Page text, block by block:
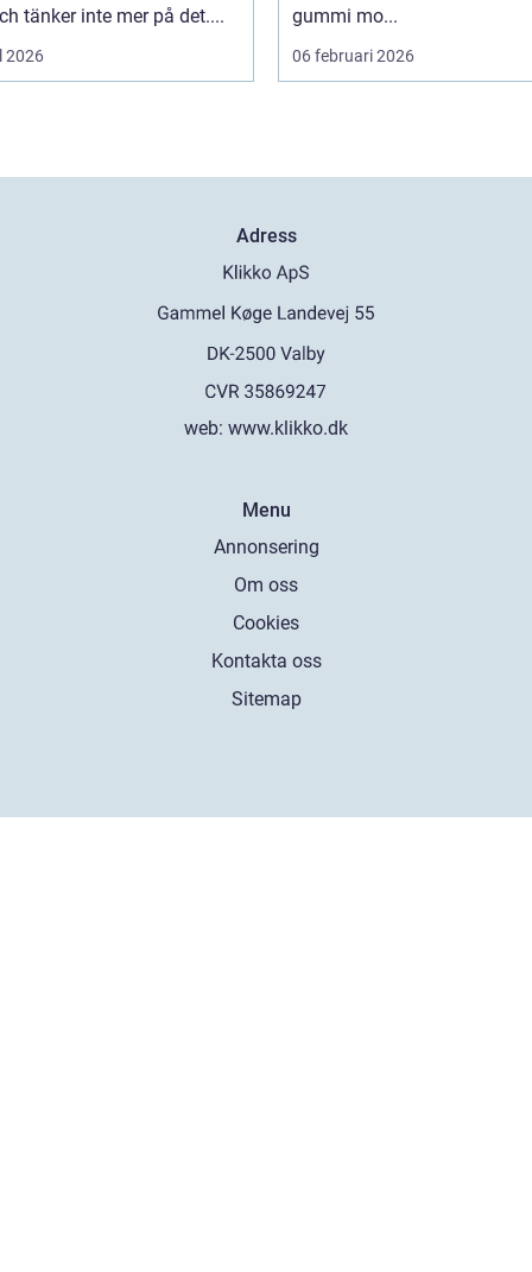
tänker inte mer på det....
2026
gummi mo...
06 februari 2026
Adress
web: www.klikko.dk
Menu
Annonsering
Om oss
Cookies
Kontakta oss
Sitemap